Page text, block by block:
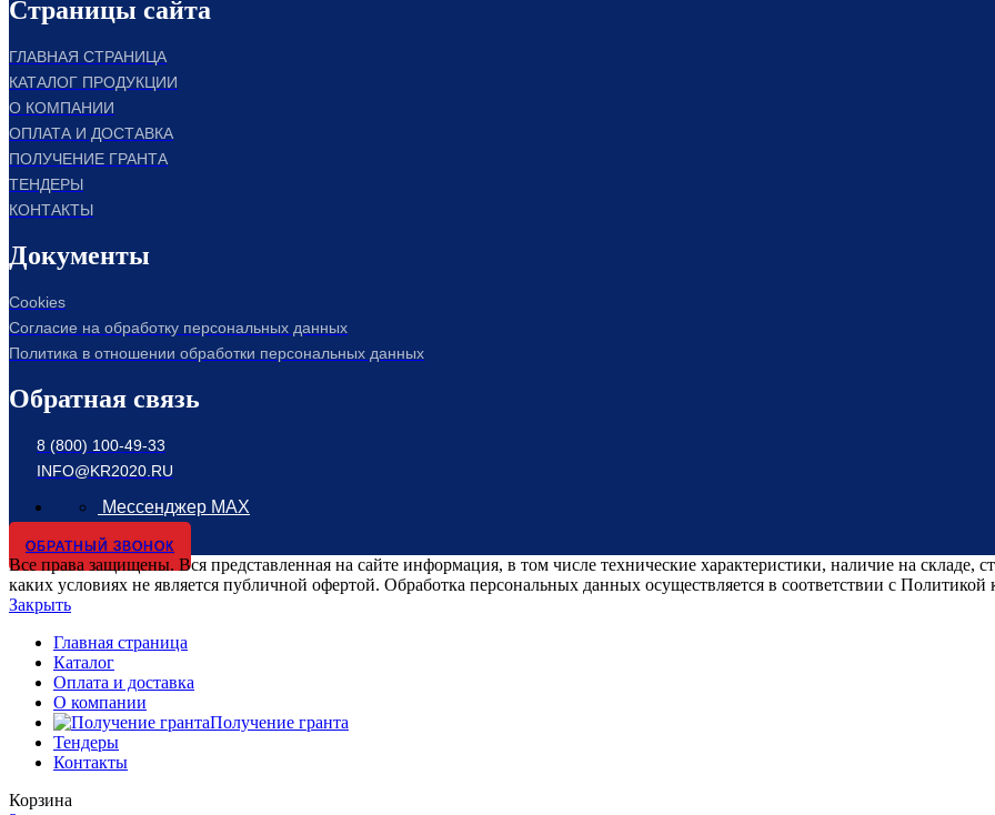
Страницы сайта
ГЛАВНАЯ СТРАНИЦА
КАТАЛОГ ПРОДУКЦИИ
О КОМПАНИИ
ОПЛАТА И ДОСТАВКА
ПОЛУЧЕНИЕ ГРАНТА
ТЕНДЕРЫ
КОНТАКТЫ
Документы
Cookies
Согласие на обработку персональных данных
Политика в отношении обработки персональных данных
Обратная связь
8 (800) 100-49-33
INFO@KR2020.RU
Мессенджер MAX
ОБРАТНЫЙ ЗВОНОК
Все права защищены. Вся представленная на сайте информация, в том числе технические характеристики, наличие на
каких условиях не является публичной офертой. Обработка персональных данных осуществляется в соответствии с
Закрыть
Главная страница
Каталог
Оплата и доставка
О компании
Получение гранта
Тендеры
Контакты
Корзина